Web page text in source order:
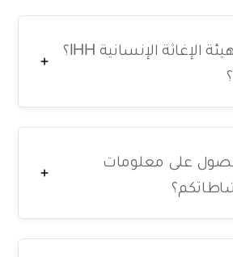
متى تأسست هيئة الإغاثة الإنسانية IHH؟
على معلومات